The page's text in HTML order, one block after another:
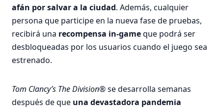
afán por salvar a la ciudad. Además, cualquier
persona que participe en la nueva fase de pruebas,
recibirá una recompensa in-gameque podrá ser
desbloqueadas por los usuarios cuando el juego sea
estrenado.
Tom Clancy’s The Division®se desarrolla semanas
después de que una devastadora pandemia